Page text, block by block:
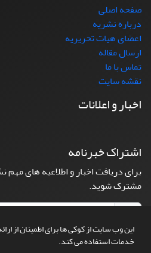
این وب سایت از کوکی ها برای اطمینان از
خدمات استفاده می کند.
صفحه اصلی
درباره نشریه
اعضای هیات تحریریه
ارسال مقاله
تماس با ما
نقشه سایت
اخبار و اعلانات
اشتراک خبرنامه
برای دریافت اخبار و اطلاعیه های مهم
مشترک شوید.